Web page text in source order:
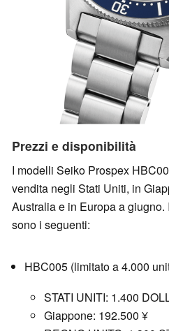
Prezzi e disponibilità
I modelli Seiko Prospex
vendita negli Stati Uniti, in
Australia e in Europa a
sono i seguenti:
HBC005 (limitato a 4.000
STATI UNITI: 1.400
Giappone: 192.500 ¥